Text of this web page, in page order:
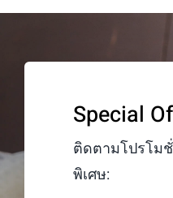
Special
ติดตามโปรโม
พิเศษ: